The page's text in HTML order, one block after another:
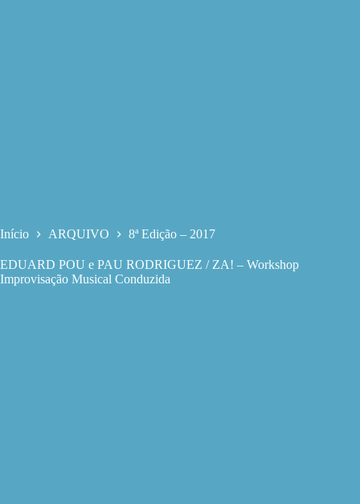
Início ARQUIVO 8ª Edição – 2017
EDUARD POU e PAU RODRIGUEZ / ZA! – Workshop
Improvisação Musical Conduzida